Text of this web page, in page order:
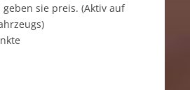
sie preis. (Aktiv auf